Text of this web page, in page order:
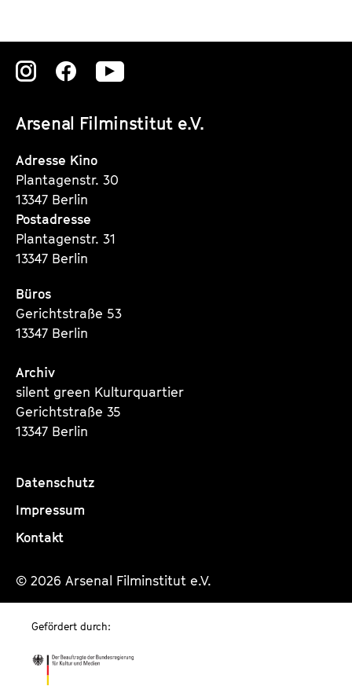
Arsenal Filminstitut e.V.
Zu
Instagram
Seite
Zu
Instagram
Seite
Zu
Instagram
Adresse Kino
Plantagenstr. 30
13347 Berlin
Postadresse
Plantagenstr. 31
13347 Berlin
Büros
Gerichtstraße 53
13347 Berlin
Archiv
silent green Kulturquartier
Gerichtstraße 35
13347 Berlin
Datenschutz
Impressum
Kontakt
© 2026 Arsenal Filminstitut e.V.
Gefördert durch: